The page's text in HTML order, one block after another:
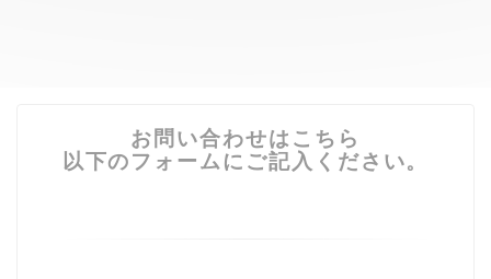
お問い合わせはこちら
以下のフォームにご記入ください。